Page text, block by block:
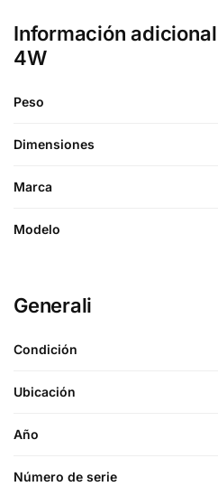
Información adicional
4W
Peso
Dimensiones
Marca
Modelo
Generali
Condición
Ubicación
Año
Número de serie